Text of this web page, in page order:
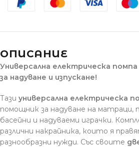
ОПИСАНИЕ
Универсална електрическа
за надуване и изпускане!
Тази универсална електрическа
помощник за надуване на
басейни и надуваеми играчки.
различни накрайника, които я
разнообразни нужди. Със своите